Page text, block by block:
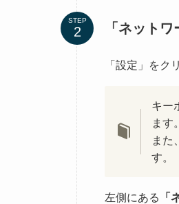
STEP 「ネット
「設定」をク
キー
ます。
また、
す。
左側にある 「